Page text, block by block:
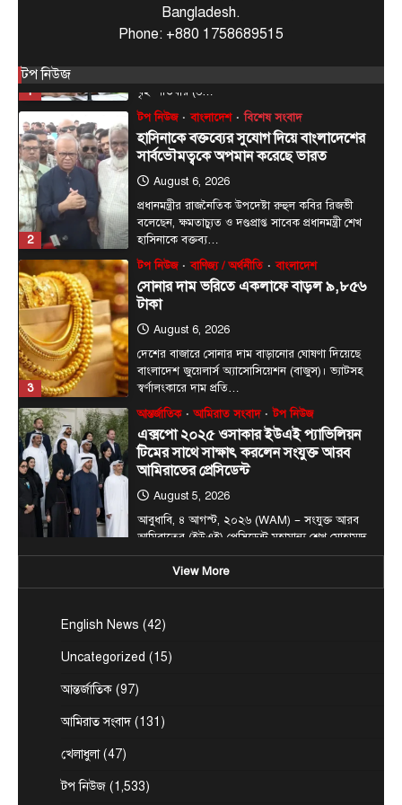
Bangladesh.
Phone: +880 1758689515
টপ নিউজ
1
August 6, 2026
তৈরির নির্দেশনা দিয়েছেন প্রধানমন্ত্রী তারেক রহমান। আজ
বৃহস্পতিবার (৬…
2
টপ নিউজ বাংলাদেশ বিশেষ সংবাদ
হাসিনাকে বক্তব্যের সুযোগ দিয়ে বাংলাদেশের
সার্বভৌমত্বকে অপমান করেছে ভারত
August 6, 2026
প্রধানমন্ত্রীর রাজনৈতিক উপদেষ্টা রুহুল কবির রিজভী
বলেছেন, ক্ষমতাচ্যুত ও দণ্ডপ্রাপ্ত সাবেক প্রধানমন্ত্রী শেখ
হাসিনাকে বক্তব্য…
3
টপ নিউজ বাণিজ্য / অর্থনীতি বাংলাদেশ
সোনার দাম ভরিতে একলাফে বাড়ল ৯,৮৫৬
টাকা
August 6, 2026
দেশের বাজারে সোনার দাম বাড়ানোর ঘোষণা দিয়েছে
বাংলাদেশ জুয়েলার্স অ্যাসোসিয়েশন (বাজুস)। ভ্যাটসহ
স্বর্ণালংকারে দাম প্রতি…
আন্তর্জাতিক আমিরাত সংবাদ টপ নিউজ
এক্সপো ২০২৫ ওসাকার ইউএই প্যাভিলিয়ন
টিমের সাথে সাক্ষাৎ করলেন সংযুক্ত আরব
আমিরাতের প্রেসিডেন্ট
August 5, 2026
আবুধাবি, ৪ আগস্ট, ২০২৬ (WAM) — সংযুক্ত আরব
আমিরাতের (ইউএই) প্রেসিডেন্ট মহামান্য শেখ মোহাম্মদ
টপ নিউজ বাংলাদেশ
জনগণ পরিবর্তন চেয়েছে বলেই জুলাই
প্রধানমন্ত্রী তারেক রহমান বলেছেন, ‘বাংলাদেশে জুলাই
জনগণের…
টপ নিউজ
View More
English News (42)
Uncategorized (15)
আন্তর্জাতিক (97)
আমিরাত সংবাদ(131)
খেলাধুলা(47)
টপ নিউজ (1,533)